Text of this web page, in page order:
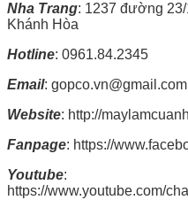
Nha Trang: 1237 đường
Khánh Hòa
Hotline: 0961.84.2345
Email: gopco.vn@gmail.com
Website: http://
Fanpage: https://
Youtube:
https://www.youtube.com/